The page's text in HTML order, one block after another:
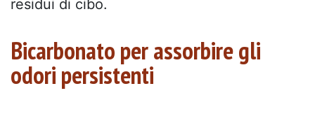
residui di cibo.
Bicarbonato per assorbire gli
odori persistenti